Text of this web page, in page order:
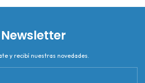
Newsletter
y recibí nuestras novedades.